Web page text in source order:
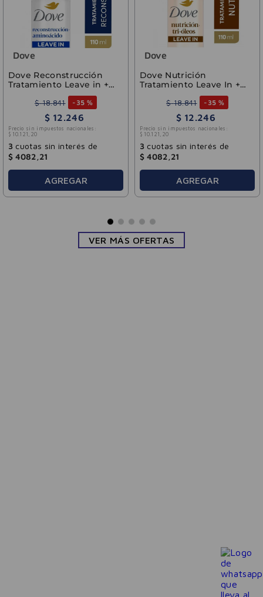
Dove
Dove Reconstrucción
Tratamiento Leave in +
Aminoácidos 110ml
$ 18.841 - 35 %
$ 12.246
Precio sin impuestos nacionales:
$ 10.121 , 20
3 cuotas sin interés de
$ 4082 21
AGREGAR
Dove
Dove Nutrición
Tratamiento Leave In +
Tri-Óleos 110 ml
$ 18.841 - 35 %
$ 12.246
Precio sin impuestos nacionales:
$ 10.121 , 20
3 cuotas sin interés de
$ 4082 21
AGREGAR
VER MÁS OFERTAS